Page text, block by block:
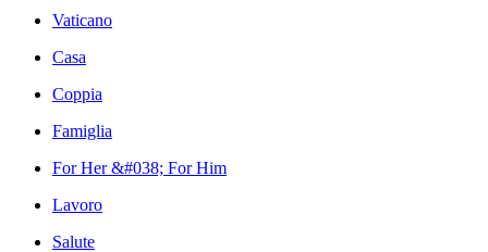
Vaticano
Casa
Coppia
Famiglia
For Her &#038; For Him
Lavoro
Salute